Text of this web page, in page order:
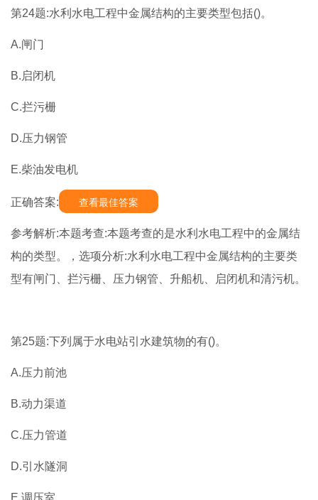
第24题:水利水电工程中金属结构的主要类型包括()。
A.闸门
B.启闭机
C.拦污栅
D.压力钢管
E.柴油发电机
正确答案: 查看最佳答案
参考解析:本题考查:本题考查的是水利水电工程中的金属结
构的类型。，选项分析:水利水电工程中金属结构的主要类
型有闸门、拦污栅、压力钢管、升船机、启闭机和清污机。
第25题:下列属于水电站引水建筑物的有()。
A.压力前池
B.动力渠道
C.压力管道
D.引水隧洞
E.调压室